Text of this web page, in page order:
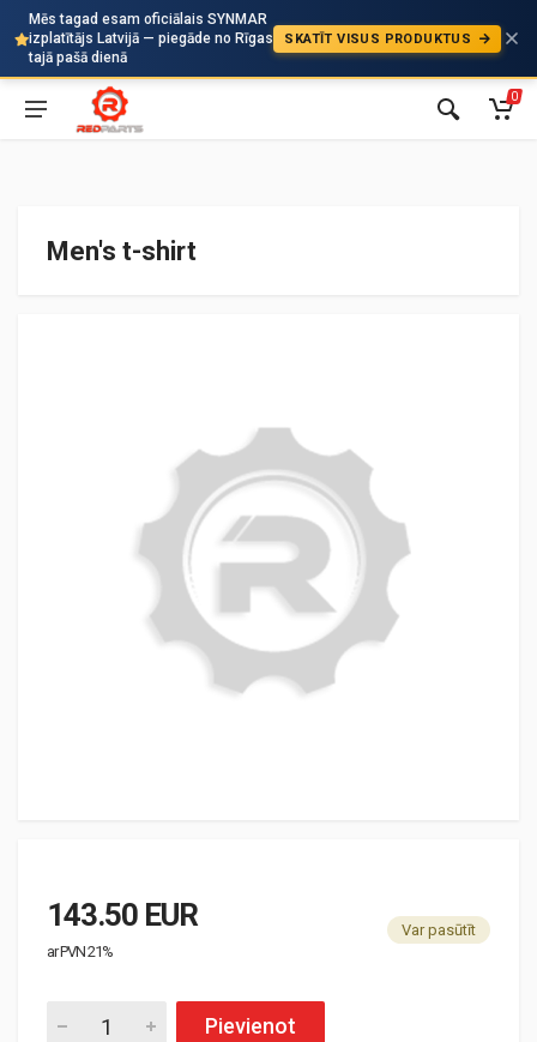
Mēs tagad esam oficiālais SYNMAR
izplatītājs Latvijā — piegāde no Rīgas
tajā pašā dienā
SKATĪT VISUS PRODUKTUS
Auto
0
Men's t-shirt
143.50 EUR
ar PVN 21%
Var pasūtīt
Pievienot